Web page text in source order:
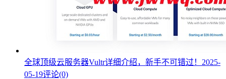
全球顶级云服务器Vultr详细介绍，新手不可错过！ 2025-
05-19评论(0)